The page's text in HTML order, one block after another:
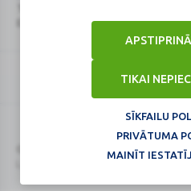
TIKAI
SĪKFAILU
PRIVĀTUMA
MAINĪT
E-pasts: info@zva.gov.lv
. Visas tiesības
Logo